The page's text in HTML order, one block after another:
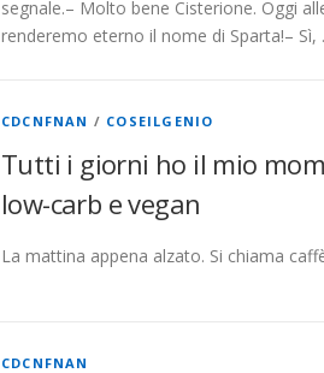
segnale.– Molto bene Cisterione. Oggi
renderemo eterno il nome di Sparta!– Sì,
CDCNFNAN / COSEILGENIO
Tutti i giorni ho il mio
low-carb e vegan
La mattina appena alzato. Si chiama
CDCNFNAN